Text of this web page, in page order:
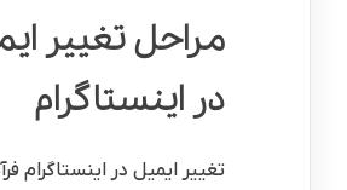
مراحل تغییر
در اینستاگرام
تغییر ایمیل در اینستاگرام